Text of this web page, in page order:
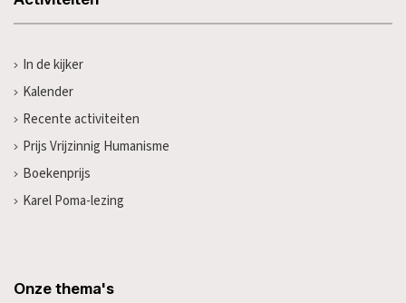
In de kijker
Kalender
Recente activiteiten
Prijs Vrijzinnig Humanisme
Boekenprijs
Karel Poma-lezing
Onze thema's